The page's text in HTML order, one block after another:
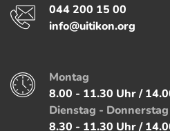
Telefon
044 200 15 00
E-Mail
info@uitikon.org
Öffnungszeiten
Montag
8.00 - 11.30 Uhr /
Dienstag - Donnerstag
8.30 - 11.30 Uhr /